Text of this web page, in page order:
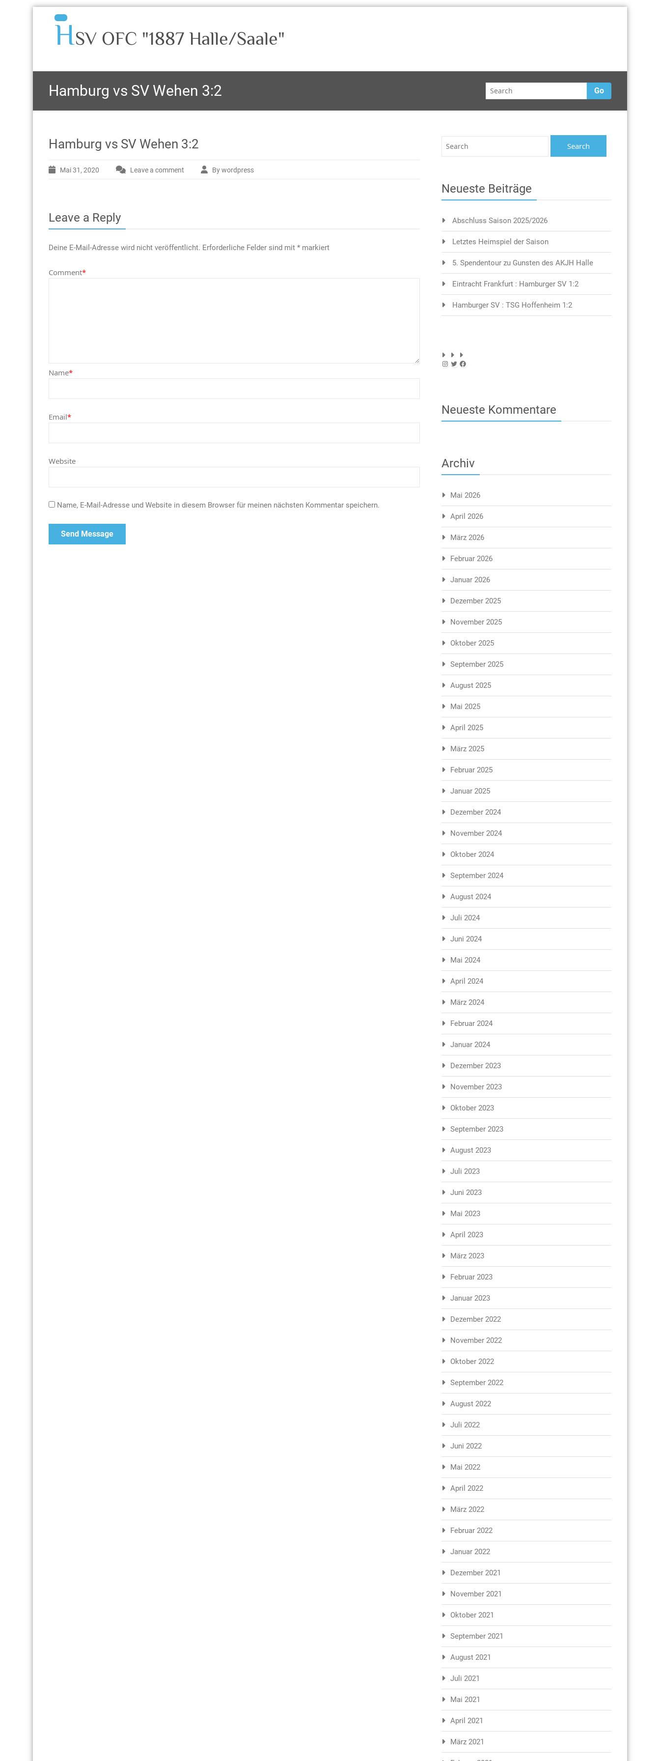
HSV OFC "1887 Halle/Saale"
Hamburg vs SV Wehen 3:2 Go
Hamburg vs SV Wehen 3:2
Mai 31, 2020 Leave a comment By wordpress
Leave a Reply
Deine E-Mail-Adresse wird nicht veröffentlicht. Erforderliche Felder sind mit * markiert
Comment*
Name*
Email*
Website
Name, E-Mail-Adresse und Website in diesem Browser für meinen nächsten Kommentar speichern.
Neueste Beiträge
Abschluss Saison 2025/2026
Letztes Heimspiel der Saison
5. Spendentour zu Gunsten des AKJH Halle
Eintracht Frankfurt : Hamburger SV 1:2
Hamburger SV : TSG Hoffenheim 1:2
Instagram
TwitterFacebook
Neueste Kommentare
Archiv
Mai 2026
April 2026
März 2026
Februar 2026
Januar 2026
Dezember 2025
November 2025
Oktober 2025
September 2025
August 2025
Mai 2025
April 2025
März 2025
Februar 2025
Januar 2025
Dezember 2024
November 2024
Oktober 2024
September 2024
August 2024
Juli 2024
Juni 2024
Mai 2024
April 2024
März 2024
Februar 2024
Januar 2024
Dezember 2023
November 2023
Oktober 2023
September 2023
August 2023
Juli 2023
Juni 2023
Mai 2023
April 2023
März 2023
Februar 2023
Januar 2023
Dezember 2022
November 2022
Oktober 2022
September 2022
August 2022
Juli 2022
Juni 2022
Mai 2022
April 2022
März 2022
Februar 2022
Januar 2022
Dezember 2021
November 2021
Oktober 2021
September 2021
August 2021
Juli 2021
Mai 2021
April 2021
März 2021